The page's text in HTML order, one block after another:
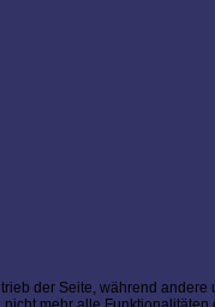
der Seite, während